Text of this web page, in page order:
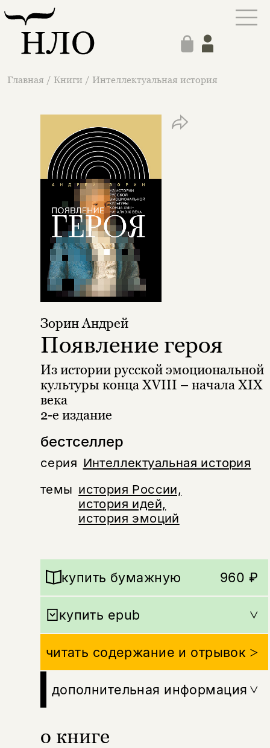
Главная / Книги / Интеллектуальная история
бестселлер
серия Интеллектуальная история
темы история России,
история идей,
история эмоций
Зорин Андрей
Появление героя
Из истории русской эмоциональной
культуры конца XVIII – начала XIX
века
2-е издание
о книге
купить бумажную 960 ₽
купить epub
читать содержание и отрывок
дополнительная информация